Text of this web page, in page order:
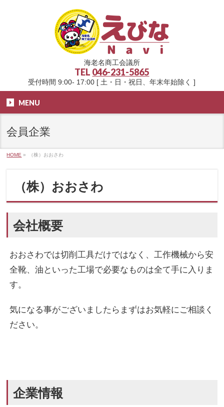
海老名商工会議所
TEL 046-231-5865
受付時間 9:00- 17:00 [ 土・日・祝日、年末年始除く ]
MENU
会員企業
HOME » （株）おおさわ
（株）おおさわ
会社概要
おおさわでは切削工具だけではなく、工作機械から安
全靴、油といった工場で必要なものは全て手に入りま
す。
気になる事がございましたらまずはお気軽にご相談く
ださい。
企業情報